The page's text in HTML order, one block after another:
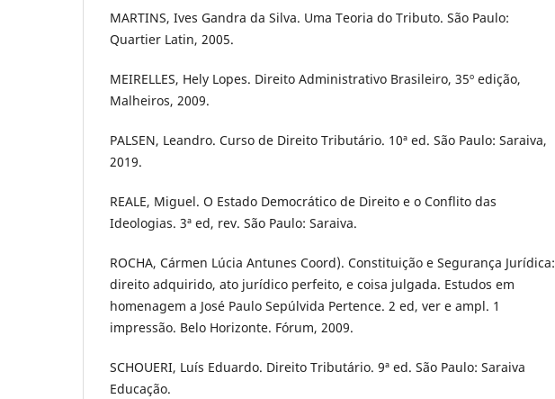
MARTINS, Ives Gandra da Silva. Uma Teoria do Tributo. São Paulo:
Quartier Latin, 2005.
MEIRELLES, Hely Lopes. Direito Administrativo Brasileiro, 35º edição,
Malheiros, 2009.
PALSEN, Leandro. Curso de Direito Tributário. 10ª ed. São Paulo: Saraiva,
2019.
REALE, Miguel. O Estado Democrático de Direito e o Conflito das
Ideologias. 3ª ed, rev. São Paulo: Saraiva.
ROCHA, Cármen Lúcia Antunes Coord). Constituição e Segurança Jurídica:
direito adquirido, ato jurídico perfeito, e coisa julgada. Estudos em
homenagem a José Paulo Sepúlvida Pertence. 2 ed, ver e ampl. 1
impressão. Belo Horizonte. Fórum, 2009.
SCHOUERI, Luís Eduardo. Direito Tributário. 9ª ed. São Paulo: Saraiva
Educação.